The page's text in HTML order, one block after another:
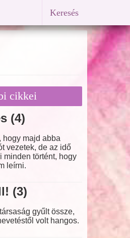
Keresés
cikkei
(4)
hogy majd abba
vezetek, de az idő
minden történt, hogy
leírni.
(3)
gyűlt össze,
volt hangos.